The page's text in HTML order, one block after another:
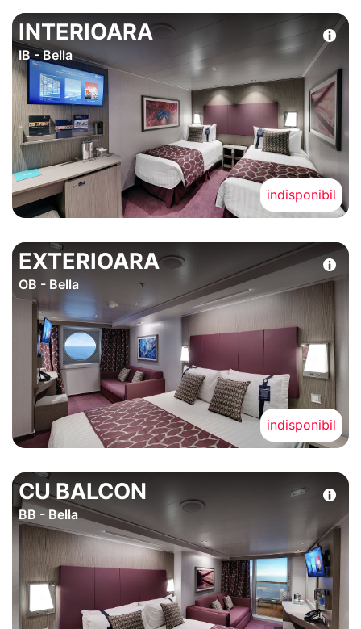
INTERIOARA
IB - Bella
indisponibil
EXTERIOARA
OB - Bella
indisponibil
CU BALCON
BB - Bella